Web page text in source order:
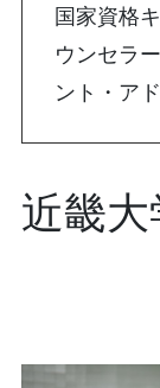
国家資格
ウンセラ
ント・ア
近畿